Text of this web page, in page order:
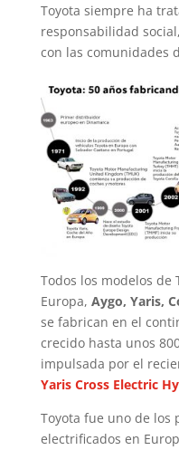
Toyota siempre ha
responsabilidad
con las comunidades
Todos los modelos de
Europa, Aygo, Yaris,
se fabrican en el
crecido hasta unos
impulsada por el
Yaris Cross Electric
Toyota fue uno de los
electrificados en